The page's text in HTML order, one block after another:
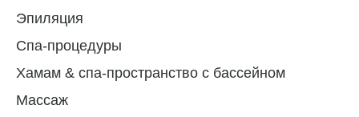
Эпиляция
Спа-процедуры
Хамам & спа-пространство с бассейном
Массаж